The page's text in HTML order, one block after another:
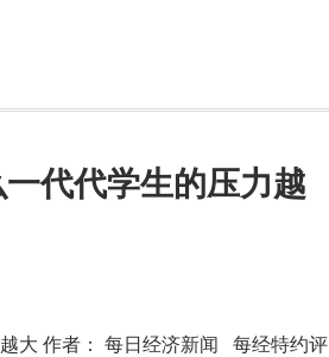
代代学生的压力越
大 作者： 每日经济新闻 每经特约评